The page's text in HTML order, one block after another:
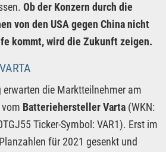
Ob der Konzern durch die
von den USA gegen China nicht
kommt, wird die Zukunft zeigen.
die Marktteilnehmer am
Batteriehersteller Varta (WKN:
Ticker-Symbol: VAR1). Erst im
für 2021 gesenkt und